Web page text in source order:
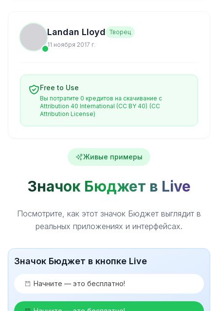
Landan Lloyd Творец
11 ноября 2017 г.
Free to Use
Вы потратите 0 кредитов на скачивание с
Attribution 40 International (CC BY 40) (CC
Attribution License)
Живые примеры
Значок Бюджет в Live
Посмотрите, как этот значок Бюджет выглядит в
реальных приложениях и интерфейсах.
Значок Бюджет в кнопке Live
Начните — это бесплатно!